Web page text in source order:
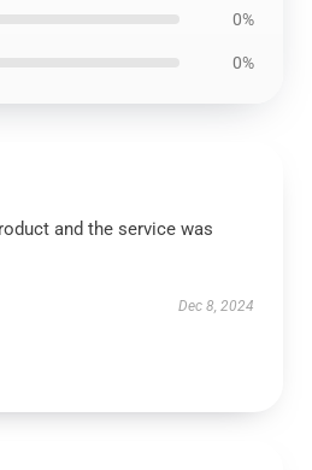
0%
0%
and the service was
Dec 8, 2024